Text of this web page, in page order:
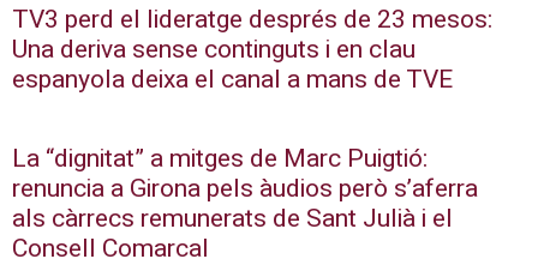
TV3 perd el lideratge després de 23 mesos:
Una deriva sense continguts i en clau
espanyola deixa el canal a mans de TVE
La “dignitat” a mitges de Marc Puigtió:
renuncia a Girona pels àudios però s’aferra
als càrrecs remunerats de Sant Julià i el
Consell Comarcal